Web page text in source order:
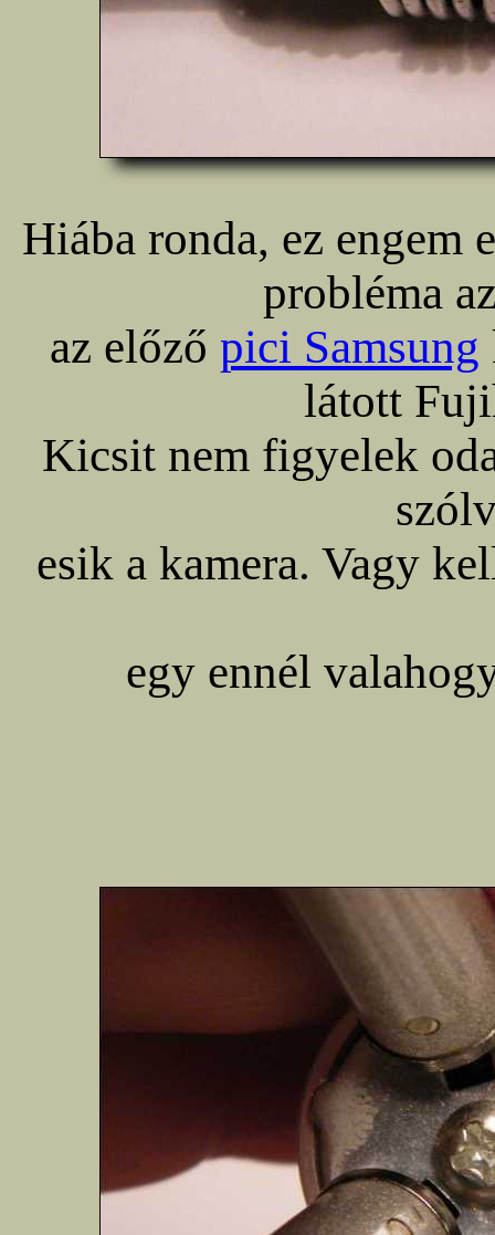
Hiába ronda, ez engem
probléma
az előző pici Samsung
látott
Kicsit nem figyelek
esik a kamera. Vagy
egy ennél